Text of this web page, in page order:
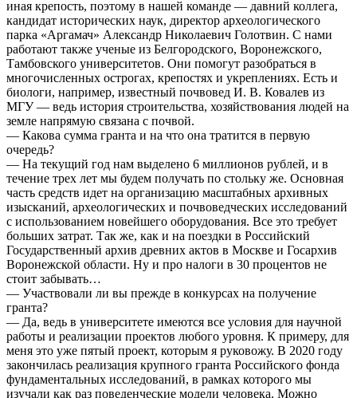
иная крепость, поэтому в нашей команде — давний коллега,
кандидат исторических наук, директор археологического
парка «Аргамач» Александр Николаевич Голотвин. С нами
работают также ученые из Белгородского, Воронежского,
Тамбовского университетов. Они помогут разобраться в
многочисленных острогах, крепостях и укреплениях. Есть и
биологи, например, известный почвовед И. В. Ковалев из
МГУ — ведь история строительства, хозяйствования людей на
земле напрямую связана с почвой.
— Какова сумма гранта и на что она тратится в первую
очередь?
— На текущий год нам выделено 6 миллионов рублей, и в
течение трех лет мы будем получать по стольку же. Основная
часть средств идет на организацию масштабных архивных
изысканий, археологических и почвоведческих исследований
с использованием новейшего оборудования. Все это требует
больших затрат. Так же, как и на поездки в Российский
Государственный архив древних актов в Москве и Госархив
Воронежской области. Ну и про налоги в 30 процентов не
стоит забывать…
— Участвовали ли вы прежде в конкурсах на получение
гранта?
— Да, ведь в университете имеются все условия для научной
работы и реализации проектов любого уровня. К примеру, для
меня это уже пятый проект, которым я руковожу. В 2020 году
закончилась реализация крупного гранта Российского фонда
фундаментальных исследований, в рамках которого мы
изучали как раз поведенческие модели человека. Можно